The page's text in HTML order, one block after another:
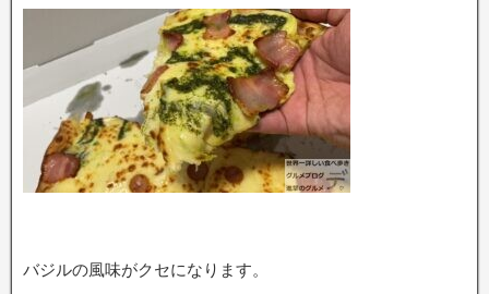
バジルの風味がクセになります。